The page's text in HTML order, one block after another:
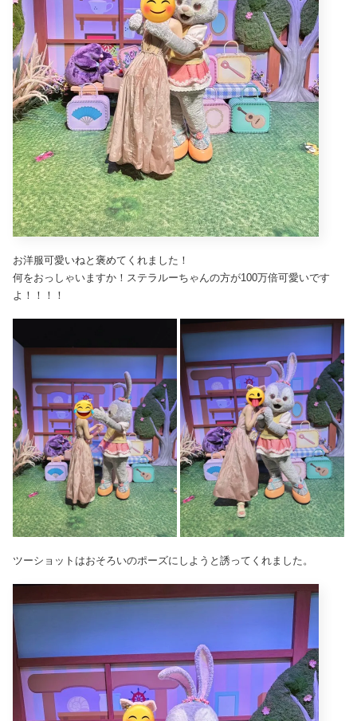
お洋服可愛いねと褒めてくれました！
何をおっしゃいますか！ステラルーちゃんの方が100万倍可愛いです
よ！！！！
ツーショットはおそろいのポーズにしようと誘ってくれました。